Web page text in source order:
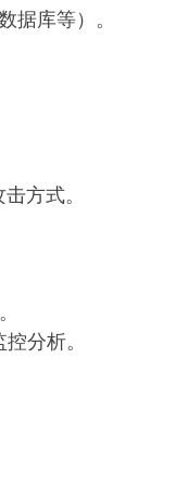
据库等）。
方式。
分析。